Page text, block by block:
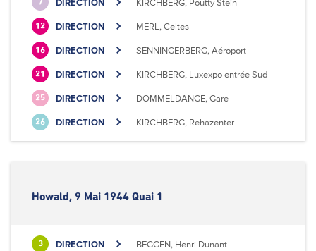
7 DIRECTION KIRCHBERG, Poutty Stein
12 DIRECTION MERL, Celtes
16 DIRECTION SENNINGERBERG, Aéroport
21 DIRECTION KIRCHBERG, Luxexpo entrée Sud
25 DIRECTION DOMMELDANGE, Gare
26 DIRECTION KIRCHBERG, Rehazenter
Howald, 9 Mai 1944 Quai 1
3 DIRECTION BEGGEN, Henri Dunant